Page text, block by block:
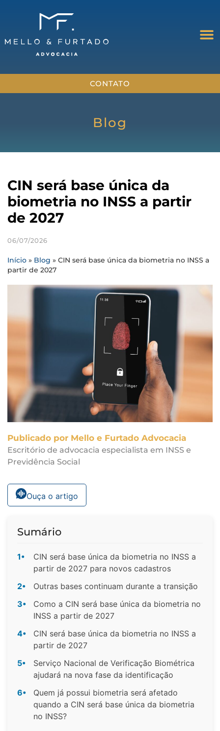
CONTATO
Blog
CIN será base única da
biometria no INSS a partir
de 2027
06/07/2026
Início » Blog » CIN será base única da biometria no INSS a
partir de 2027
Publicado por Mello e Furtado Advocacia
Escritório de advocacia especialista em INSS e
Previdência Social
Ouça o artigo
Sumário
1•
CIN será base única da biometria no INSS a
partir de 2027 para novos cadastros
2•
Outras bases continuam durante a transição
3•
Como a CIN será base única da biometria no
INSS a partir de 2027
4•
CIN será base única da biometria no INSS a
partir de 2027
5•
Serviço Nacional de Verificação Biométrica
ajudará na nova fase da identificação
6•
Quem já possui biometria será afetado
quando a CIN será base única da biometria
no INSS?